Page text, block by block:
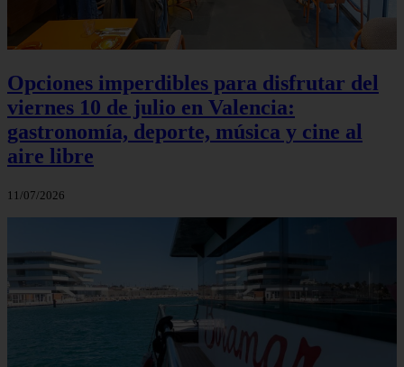
Opciones imperdibles para disfrutar del
viernes 10 de julio en Valencia:
gastronomía, deporte, música y cine al
aire libre
11/07/2026